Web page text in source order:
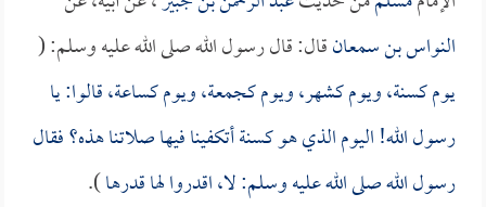
النواس بن سمعانقال: قال رسول الله صلى الله عليه وسلم: (
يوم كسنة، ويوم كشهر، ويوم كجمعة، ويوم كساعة، قالوا: يا
رسول الله! اليوم الذي هو كسنة أتكفينا فيها صلاتنا هذه؟ فقال
رسول الله صلى الله عليه وسلم: لا، اقدروا لها قدرها).